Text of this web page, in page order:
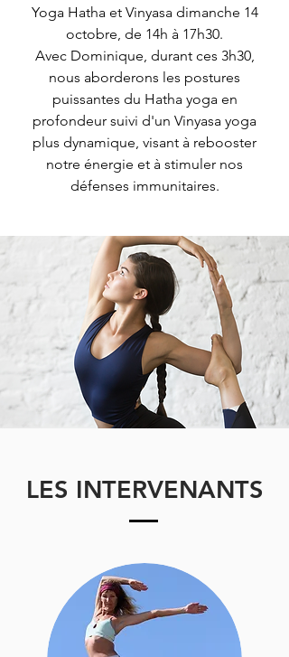
Yoga Hatha et Vinyasa dimanche 14
octobre, de 14h à 17h30.
Avec Dominique, durant ces 3h30,
nous aborderons les postures
puissantes du Hatha yoga en
profondeur suivi d'un Vinyasa yoga
plus dynamique, visant à rebooster
notre énergie et à stimuler nos
défenses immunitaires.
LES INTERVENANTS